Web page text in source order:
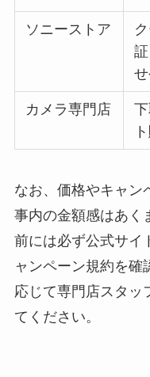
ソニーストア
カメラ専門店
なお、価格やキャン
事内の金額感はあく
前には必ず公式サイ
ャンペーン規約を確
応じて専門店スタッ
てください。